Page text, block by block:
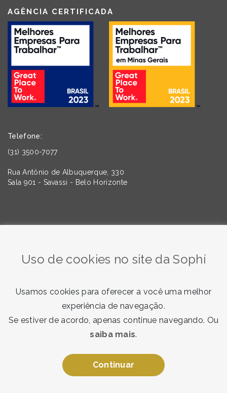
AGÊNCIA CERTIFICADA
Telefone:
(31) 3500-7077
Rua Antônio de Albuquerque, 330
Sala 901 - Savassi - Belo Horizonte
Quero receber
Ao enviar, você concorda com nossotermo de consentimento
Uso de cookies no site da Sophí
Usamos cookies para oferecer a você uma melhor
experiência de navegação.
Se estiver de acordo, apenas continue navegando. Ou
saiba mais.
Continuar